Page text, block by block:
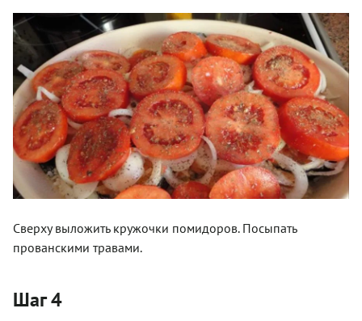
Сверху выложить кружочки помидоров. Посыпать
прованскими травами.
Шаг 4